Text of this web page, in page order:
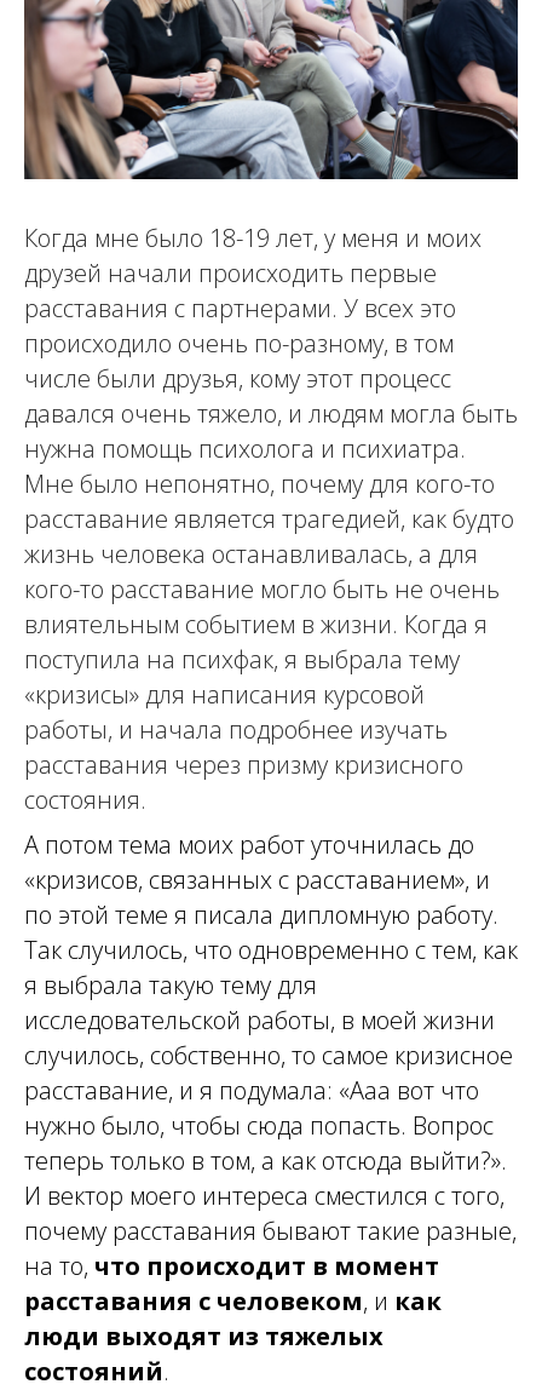
Когда мне было 18-19 лет, у меня и моих
друзей начали происходить первые
расставания с партнерами. У всех это
происходило очень по-разному, в том
числе были друзья, кому этот процесс
давался очень тяжело, и людям могла быть
нужна помощь психолога и психиатра.
Мне было непонятно, почему для кого-то
расставание является трагедией, как будто
жизнь человека останавливалась, а для
кого-то расставание могло быть не очень
влиятельным событием в жизни. Когда я
поступила на психфак, я выбрала тему
«кризисы» для написания курсовой
работы, и начала подробнее изучать
расставания через призму кризисного
состояния.
А потом тема моих работ уточнилась до
«кризисов, связанных с расставанием», и
по этой теме я писала дипломную работу.
Так случилось, что одновременно с тем, как
я выбрала такую тему для
исследовательской работы, в моей жизни
случилось, собственно, то самое кризисное
расставание, и я подумала: «Ааа вот что
нужно было, чтобы сюда попасть. Вопрос
теперь только в том, а как отсюда выйти?».
И вектор моего интереса сместился с того,
почему расставания бывают такие разные,
на то, что происходит в момент
расставания с человеком, и как
люди выходят из тяжелых
состояний.